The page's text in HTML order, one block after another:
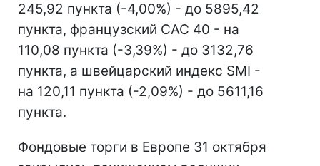
245,92 пункта (-4,00%) - до 5895,42
пункта, французский CAC 40 - на
110,08 пункта (-3,39%) - до 3132,76
пункта, а швейцарский индекс SMI -
на 120,11 пункта (-2,09%) - до 5611,16
пункта.
Фондовые торги в Европе 31 октября